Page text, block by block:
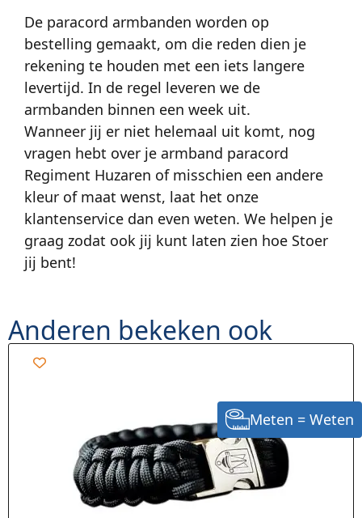
De paracord armbanden worden op
bestelling gemaakt, om die reden dien je
rekening te houden met een iets langere
levertijd. In de regel leveren we de
armbanden binnen een week uit.
Wanneer jij er niet helemaal uit komt, nog
vragen hebt over je armband paracord
Regiment Huzaren of misschien een andere
kleur of maat wenst, laat het onze
klantenservice dan even weten. We helpen je
graag zodat ook jij kunt laten zien hoe Stoer
jij bent!
Anderen bekeken ook
Meten = Weten